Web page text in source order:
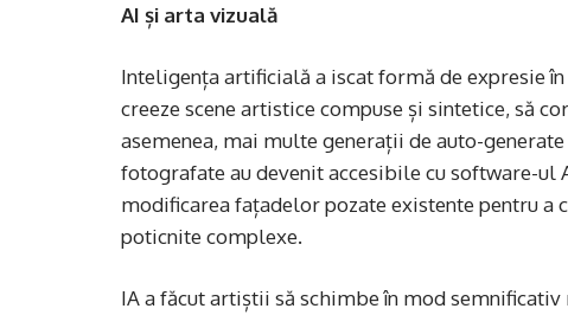
AI și arta vizuală
Inteligența artificială a iscat formă de expresie
creeze scene artistice compuse și sintetice, să
asemenea, mai multe generații de auto-
fotografate au devenit accesibile cu software-ul
modificarea fațadelor pozate existente pentru
poticnite complexe.
IA a făcut artiștii să schimbe în mod